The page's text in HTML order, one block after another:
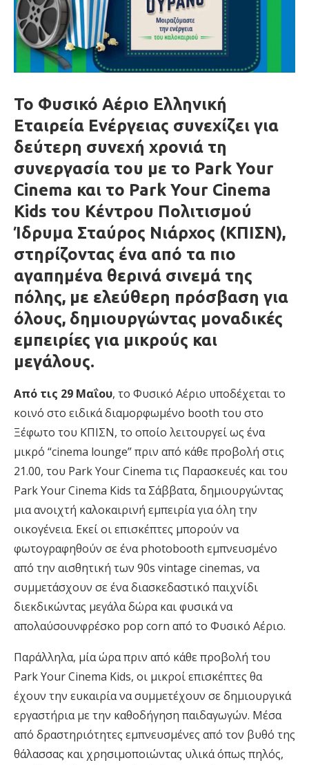
Το Φυσικό Αέριο Ελληνική
Εταιρεία Ενέργειας συνεχίζει για
δεύτερη συνεχή χρονιά τη
συνεργασία του με το Park Your
Cinema και το Park Your Cinema
Kids του Κέντρου Πολιτισμού
Ίδρυμα Σταύρος Νιάρχος (ΚΠΙΣΝ),
στηρίζοντας ένα από τα πιο
αγαπημένα θερινά σινεμά της
πόλης, με ελεύθερη πρόσβαση για
όλους, δημιουργώντας μοναδικές
εμπειρίες για μικρούς και
μεγάλους.
Από τις 29 Μαΐου, το Φυσικό Αέριο υποδέχεται το
κοινό στο ειδικά διαμορφωμένο booth του στο
Ξέφωτο του ΚΠΙΣΝ, το οποίο λειτουργεί ως ένα
μικρό “cinema lounge” πριν από κάθε προβολή στις
21.00, του Park Your Cinema τις Παρασκευές και του
Park Your Cinema Kids τα Σάββατα, δημιουργώντας
μια ανοιχτή καλοκαιρινή εμπειρία γιαόλη την
οικογένεια. Εκείοι επισκέπτες μπορούν να
φωτογραφηθούν σε ένα photobooth εμπνευσμένο
από την αισθητική των 90s vintage cinemas, να
συμμετάσχουν σε ένα διασκεδαστικό παιχνίδι
διεκδικώντας μεγάλα δώρα καιφυσικά να
απολαύσουνφρέσκο pop corn από το Φυσικό Αέριο.
Παράλληλα, μία ώρα πριν από κάθε προβολή του
Park Your Cinema Kids, οι μικροί επισκέπτες θα
έχουν την ευκαιρία να συμμετέχουν σε δημιουργικά
εργαστήρια με την καθοδήγηση παιδαγωγών. Μέσα
από δραστηριότητες εμπνευσμένες από τον βυθό της
θάλασσας και χρησιμοποιώντας υλικά όπως πηλός,